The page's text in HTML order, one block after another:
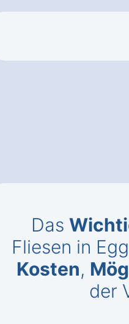
Das
Fliesen in
Kosten,
der